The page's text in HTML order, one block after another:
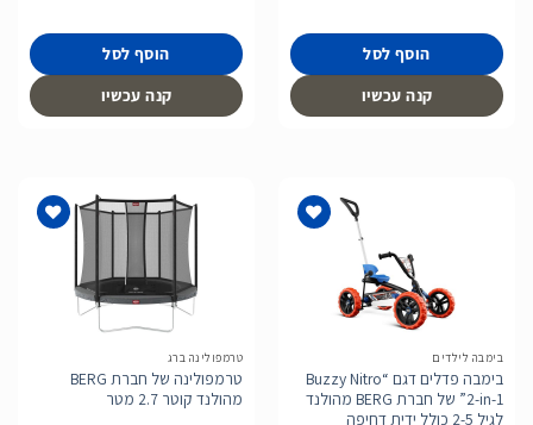
הוסף לסל
קנה עכשיו
⁦₪89.00⁩
הוסף לסל
קנה עכשיו
בימבה לילדים
בימבה פדלים דגם “Buzzy Nitro
2-in-1” של חברת BERG מהולנד
לגיל 2-5 כולל ידית דחיפה
טרמפולינה ברג
טרמפולינה של חברת BERG
מהולנד קוטר 2.7 מטר